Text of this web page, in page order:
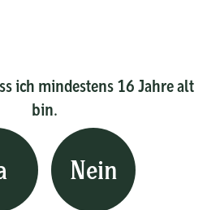
ich mindestens 16 Jahre alt
bin.
Nein